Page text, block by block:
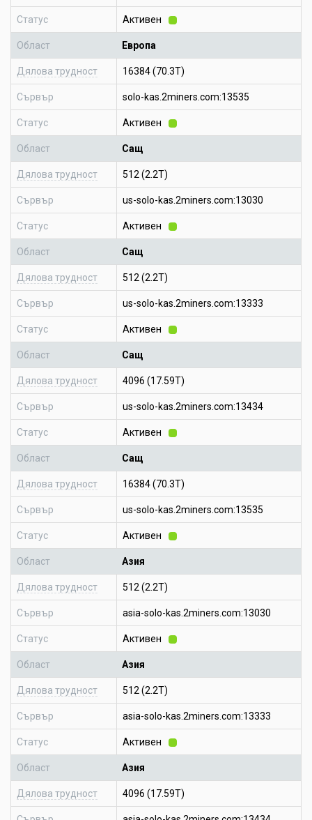
Статус Активен
Област Европа
Дялова трудност 16384 (70.3T)
Сървър solo-kas.2miners.com:13535
Статус Активен
Област Сащ
Дялова трудност 512 (2.2T)
Сървър us-solo-kas.2miners.com:13030
Статус Активен
Област Сащ
Дялова трудност 512 (2.2T)
Сървър us-solo-kas.2miners.com:13333
Статус Активен
Област Сащ
Дялова трудност 4096 (17.59T)
Сървър us-solo-kas.2miners.com:13434
Статус Активен
Област Сащ
Дялова трудност 16384 (70.3T)
Сървър us-solo-kas.2miners.com:13535
Статус Активен
Област Азия
Дялова трудност 512 (2.2T)
Сървър asia-solo-kas.2miners.com:13030
Статус Активен
Област Азия
Дялова трудност 512 (2.2T)
Сървър asia-solo-kas.2miners.com:13333
Статус Активен
Област Азия
Дялова трудност 4096 (17.59T)